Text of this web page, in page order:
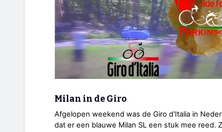
Milan in de Giro
Afgelopen weekend was de Giro d'Italia in
dat er een blauwe Milan SL een stuk mee reed.